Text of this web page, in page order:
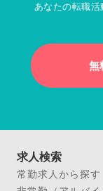
あなたの転職
無
求人検索
常勤求人から探す